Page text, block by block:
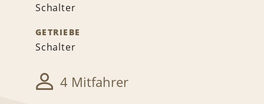
Schalter
GETRIEBE
Schalter
4 Mitfahrer